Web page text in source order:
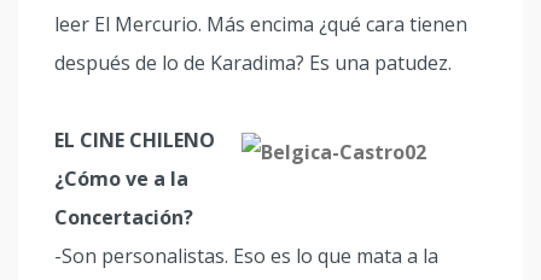
leer El Mercurio. Más encima ¿qué cara tienen
después de lo de Karadima? Es una patudez.
EL CINE CHILENO
¿Cómo ve a la
Concertación?
-Son personalistas. Eso es lo que mata a la